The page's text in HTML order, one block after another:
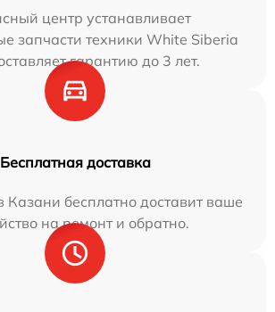
центр устанавливает
запчасти техники White Siberia
гарантию до 3 лет.
Бесплатная доставка
бесплатно доставит ваше
на ремонт и обратно.